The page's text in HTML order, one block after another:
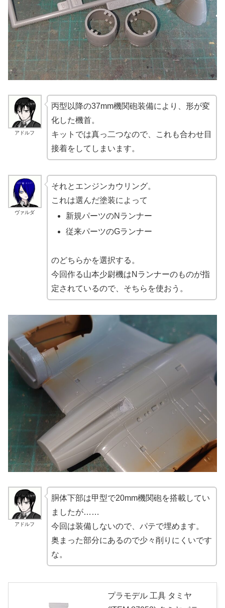
アドルフ
丙型以降の37mm機関砲装備により、形が変
化した機首。
キットでは真っ二つなので、これも合わせ目
接着をしてしまいます。
ヴァルダ
それとエンジンカウリング。
これは選んだ塗装によって
新規パーツのNランナー
従来パーツのGランナー
のどちらかを選択する。
今回作る山本少尉機はNランナーのものが指
定されているので、そちらを使おう。
アドルフ
胴体下部は甲型で20mm機関砲を搭載してい
ましたが……
今回は装備しないので、パテで埋めます。
奥まった部分にあるので少々削りにくいです
な。
プラモデル 工具 タミヤ